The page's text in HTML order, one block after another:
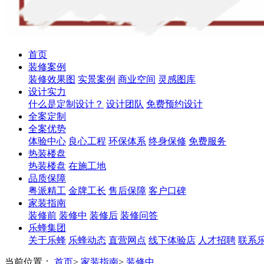
首页
装修案例
装修效果图 实景案例 商业空间 灵感图库
设计实力
什么是定制设计？ 设计团队 免费预约设计
全案定制
全案优势
体验中心 良心工程 环保体系 终身保修 免费服务
热装楼盘
热装楼盘 在施工地
品质保障
粤派精工 金牌工长 售后保障 客户口碑
家装指南
装修前 装修中 装修后 装修问答
乐蜂集团
关于乐蜂 乐蜂动态 直营网点 线下体验店 人才招聘 联系
当前位置： 首页> 家装指南> 装修中